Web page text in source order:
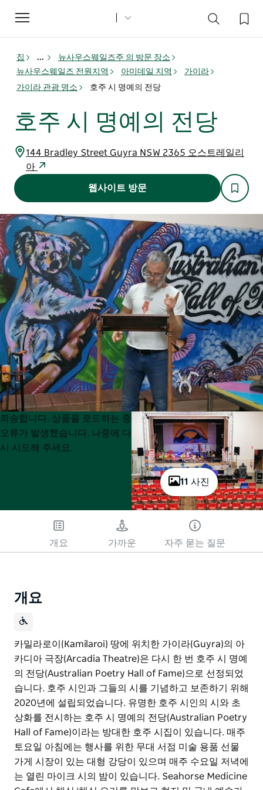
Toggle
navigation
집 ...
뉴사우스웨일즈주 의 방문 장소
뉴사우스웨일즈 전원지역
아미데일 지역
가이라
가이라 관광 명소
호주 시 명예의 전당
호주 시 명예의 전당
144 Bradley Street Guyra NSW 2365 오스트레일리
아
웹사이트 방문
11 사진
Product
List
Product
List
죄송합니다. 상품을 로드하는 중
오류가 발생했습니다. 나중에 다
시 시도해 주세요.
개요 가까운 자주 묻는 질문
개요
카밀라로이(Kamilaroi) 땅에 위치한 가이라(Guyra)의 아
카디아 극장(Arcadia Theatre)은 다시 한 번 호주 시 명예
의 전당(Australian Poetry Hall of Fame)으로 선정되었
습니다. 호주 시인과 그들의 시를 기념하고 보존하기 위해
2020년에 설립되었습니다. 유명한 호주 시인의 시와 초
상화를 전시하는 호주 시 명예의 전당(Australian Poetry
Hall of Fame)이라는 방대한 호주 시집이 있습니다. 매주
토요일 아침에는 행사를 위한 무대 서점 미술 용품 선물
가게 시장이 있는 대형 강당이 있으며 매주 수요일 저녁에
는 열린 마이크 시의 밤이 있습니다. Seahorse Medicine